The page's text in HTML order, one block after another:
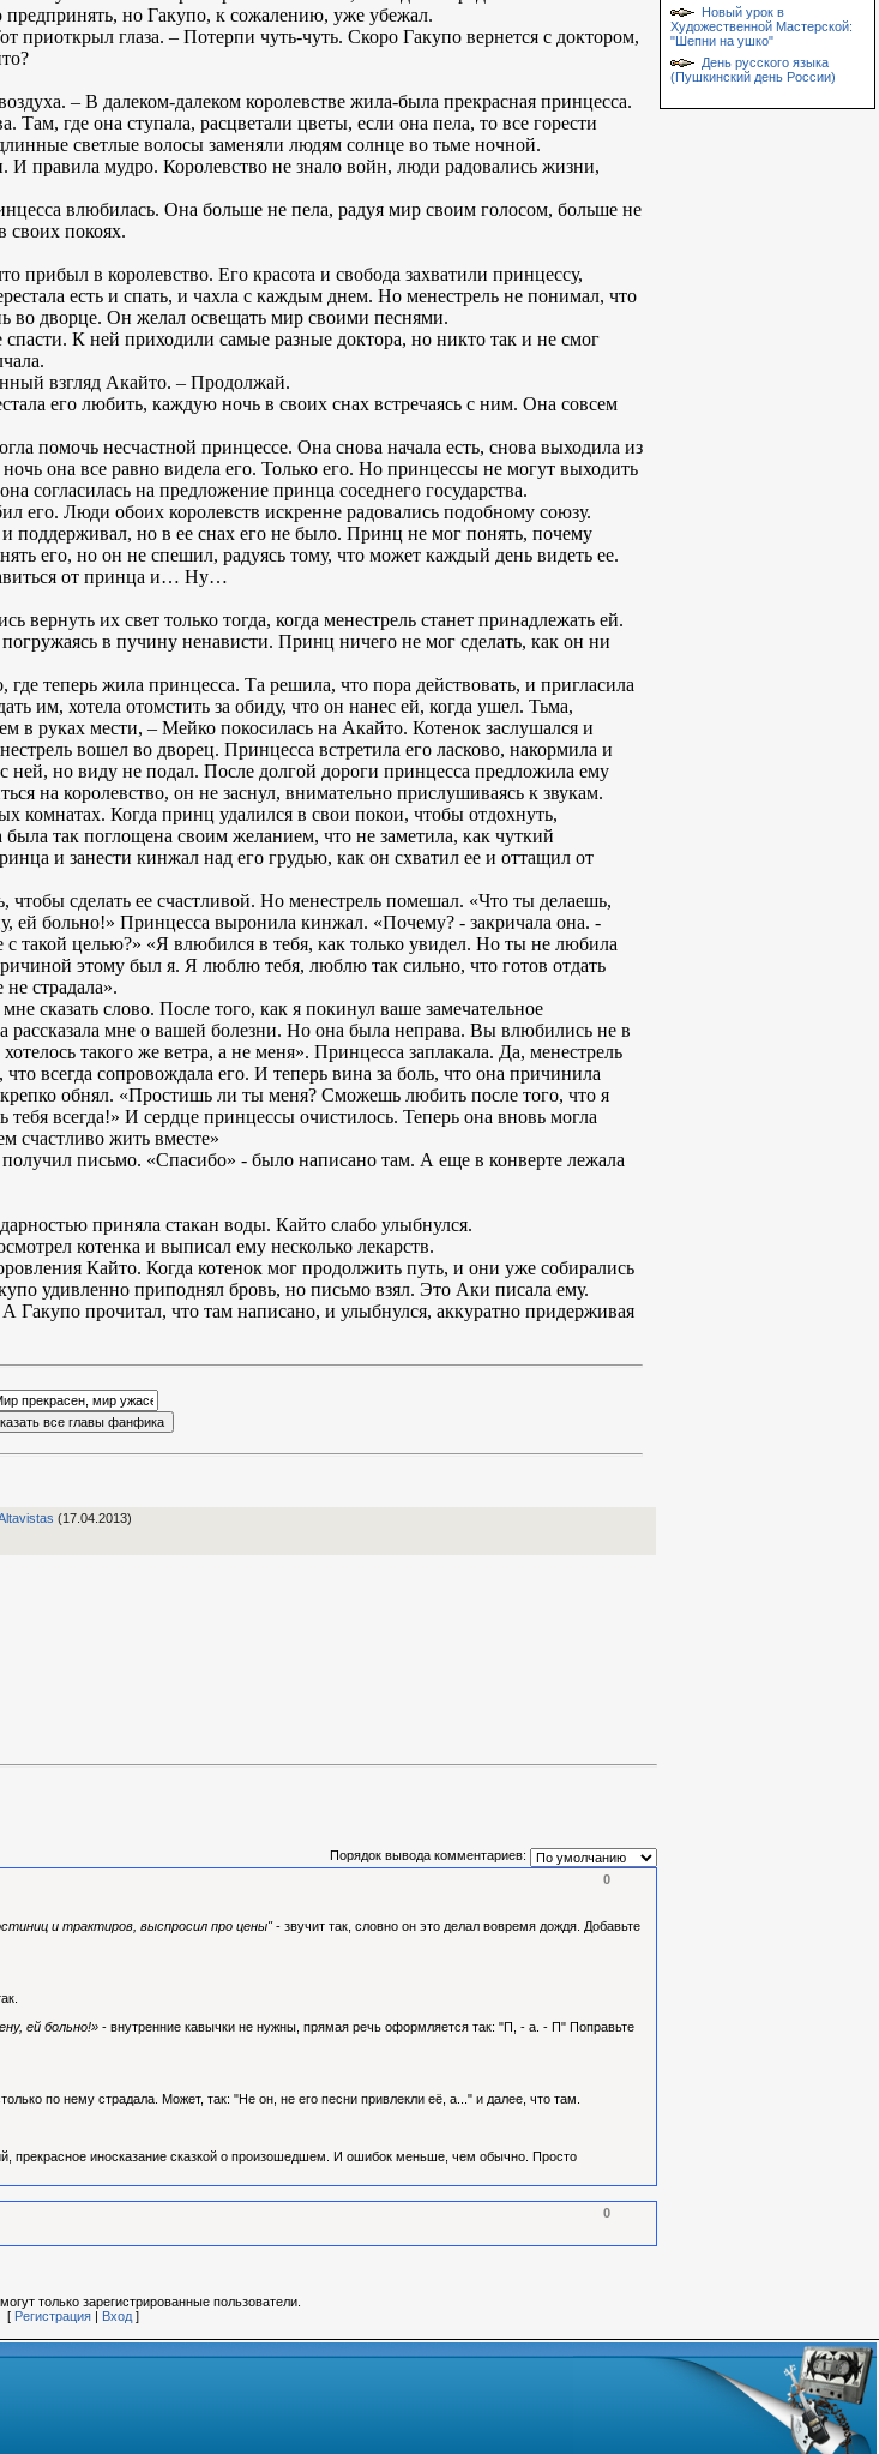
но Гакупо, к сожалению, уже убежал.
приоткрыл глаза. – Потерпи чуть-чуть. Скоро Гакупо вернется с доктором,
– В далеком-далеком королевстве жила-была прекрасная принцесса.
где она ступала, расцветали цветы, если она пела, то все горести
светлые волосы заменяли людям солнце во тьме ночной.
правила мудро. Королевство не знало войн, люди радовались жизни,
влюбилась. Она больше не пела, радуя мир своим голосом, больше не
своих покоях.
в королевство. Его красота и свобода захватили принцессу,
есть и спать, и чахла с каждым днем. Но менестрель не понимал, что
во дворце. Он желал освещать мир своими песнями.
К ней приходили самые разные доктора, но никто так и не смог
взгляд Акайто. – Продолжай.
его любить, каждую ночь в своих снах встречаясь с ним. Она совсем
помочь несчастной принцессе. Она снова начала есть, снова выходила из
она все равно видела его. Только его. Но принцессы не могут выходить
согласилась на предложение принца соседнего государства.
его. Люди обоих королевств искренне радовались подобному союзу.
но в ее снах его не было. Принц не мог понять, почему
его, но он не спешил, радуясь тому, что может каждый день видеть ее.
от принца и… Ну…
их свет только тогда, когда менестрель станет принадлежать ей.
в пучину ненависти. Принц ничего не мог сделать, как он ни
теперь жила принцесса. Та решила, что пора действовать, и пригласила
им, хотела отомстить за обиду, что он нанес ей, когда ушел. Тьма,
в руках мести, – Мейко покосилась на Акайто. Котенок заслушался и
вошел во дворец. Принцесса встретила его ласково, накормила и
но виду не подал. После долгой дороги принцесса предложила ему
на королевство, он не заснул, внимательно прислушиваясь к звукам.
комнатах. Когда принц удалился в свои покои, чтобы отдохнуть,
так поглощена своим желанием, что не заметила, как чуткий
и занести кинжал над его грудью, как он схватил ее и оттащил от
сделать ее счастливой. Но менестрель помешал. «Что ты делаешь,
ей больно!» Принцесса выронила кинжал. «Почему? - закричала она. -
целью?» «Я влюбился в тебя, как только увидел. Но ты не любила
этому был я. Я люблю тебя, люблю так сильно, что готов отдать
страдала».
сказать слово. После того, как я покинул ваше замечательное
мне о вашей болезни. Но она была неправа. Вы влюбились не в
такого же ветра, а не меня». Принцесса заплакала. Да, менестрель
всегда сопровождала его. И теперь вина за боль, что она причинила
обнял. «Простишь ли ты меня? Сможешь любить после того, что я
всегда!» И сердце принцессы очистилось. Теперь она вновь могла
счастливо жить вместе»
письмо. «Спасибо» - было написано там. А еще в конверте лежала
приняла стакан воды. Кайто слабо улыбнулся.
котенка и выписал ему несколько лекарств.
Кайто. Когда котенок мог продолжить путь, и они уже собирались
удивленно приподнял бровь, но письмо взял. Это Аки писала ему.
Гакупо прочитал, что там написано, и улыбнулся, аккуратно придерживая
(17.04.2013)
Порядок вывода комментариев:
0
и трактиров, выспросил про цены"- звучит так, словно он это делал вовремя дождя. Добавьте
ей больно!» - внутренние кавычки не нужны, прямая речь оформляется так: "П, - а. - П" Поправьте
по нему страдала. Может, так: "Не он, не его песни привлекли её, а..." и далее, что там.
прекрасное иносказание сказкой о произошедшем. И ошибок меньше, чем обычно. Просто
0
только зарегистрированные пользователи.
[ Регистрация | Вход ]
Новый урок в
Художественной Мастерской:
"Шепни на ушко"
День русского языка
(Пушкинский день России)